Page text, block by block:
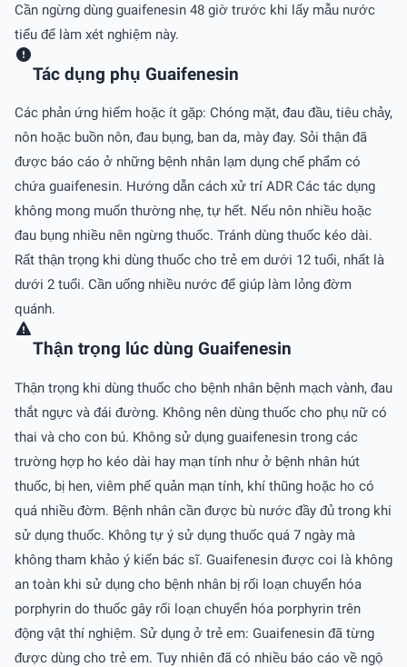
Cần ngừng dùng guaifenesin 48 giờ trước khi lấy mẫu nước
tiểu để làm xét nghiệm này.
Tác dụng phụ Guaifenesin
Các phản ứng hiếm hoặc ít gặp: Chóng mặt, đau đầu, tiêu chảy,
nôn hoặc buồn nôn, đau bụng, ban da, mày đay. Sỏi thận đã
được báo cáo ở những bệnh nhân lạm dụng chế phẩm có
chứa guaifenesin. Hướng dẫn cách xử trí ADR Các tác dụng
không mong muốn thường nhẹ, tự hết. Nếu nôn nhiều hoặc
đau bụng nhiều nên ngừng thuốc. Tránh dùng thuốc kéo dài.
Rất thận trọng khi dùng thuốc cho trẻ em dưới 12 tuổi, nhất là
dưới 2 tuổi. Cần uống nhiều nước để giúp làm lỏng đờm
quánh.
Thận trọng lúc dùng Guaifenesin
Thận trọng khi dùng thuốc cho bệnh nhân bệnh mạch vành, đau
thắt ngực và đái đường. Không nên dùng thuốc cho phụ nữ có
thai và cho con bú. Không sử dụng guaifenesin trong các
trường hợp ho kéo dài hay mạn tính như ở bệnh nhân hút
thuốc, bị hen, viêm phế quản mạn tính, khí thũng hoặc ho có
quá nhiều đờm. Bệnh nhân cần được bù nước đầy đủ trong khi
sử dụng thuốc. Không tự ý sử dụng thuốc quá 7 ngày mà
không tham khảo ý kiến bác sĩ. Guaifenesin được coi là không
an toàn khi sử dụng cho bệnh nhân bị rối loạn chuyển hóa
porphyrin do thuốc gây rối loạn chuyển hóa porphyrin trên
động vật thí nghiệm. Sử dụng ở trẻ em: Guaifenesin đã từng
được dùng cho trẻ em. Tuy nhiên đã có nhiều báo cáo về ngộ